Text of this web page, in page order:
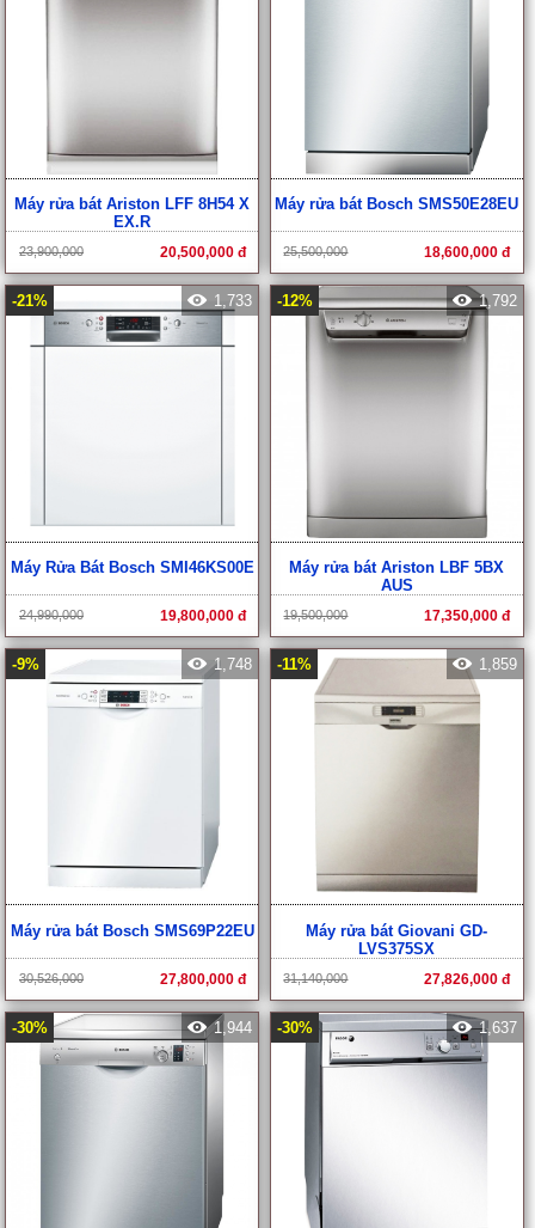
Máy rửa bát Ariston LFF 8H54 X
EX.R
23,900,000 20,500,000 đ
Máy rửa bát Bosch SMS50E28EU
25,500,000 18,600,000 đ
-21% 1,733
Máy Rửa Bát Bosch SMI46KS00E
24,990,000 19,800,000 đ
-12% 1,792
Máy rửa bát Ariston LBF 5BX
AUS
19,500,000 17,350,000 đ
-9% 1,748
Máy rửa bát Bosch SMS69P22EU
30,526,000 27,800,000 đ
-11% 1,859
Máy rửa bát Giovani GD-
LVS375SX
31,140,000 27,826,000 đ
-30% 1,944 -30% 1,637